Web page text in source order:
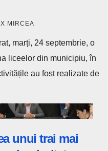
MIRCEA
marți, 24 septembrie, o
liceelor din municipiu, în
au fost realizate de
unui trai mai